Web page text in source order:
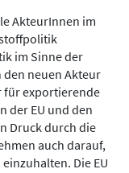
AkteurInnen im
im Sinne der
neuen Akteur
für exportierende
der EU und den
Druck durch die
auch darauf,
Die EU